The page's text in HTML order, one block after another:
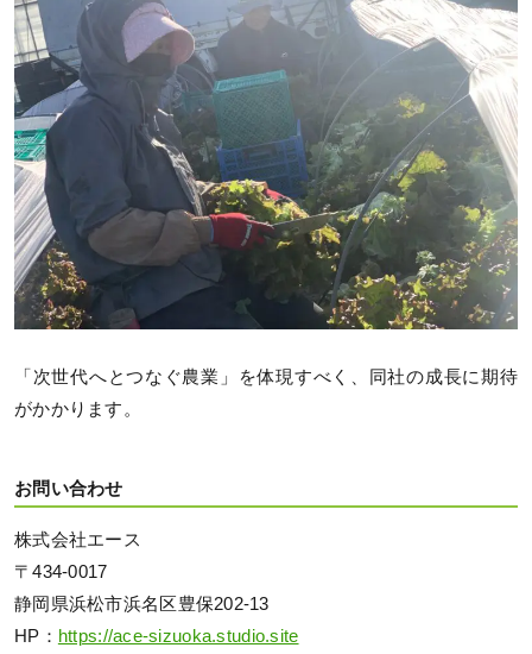
「次世代へとつなぐ農業」を体現すべく、同社の成長に期待
がかかります。
お問い合わせ
株式会社エース
〒434-0017
静岡県浜松市浜名区豊保202-13
HP： https://ace-sizuoka.studio.site